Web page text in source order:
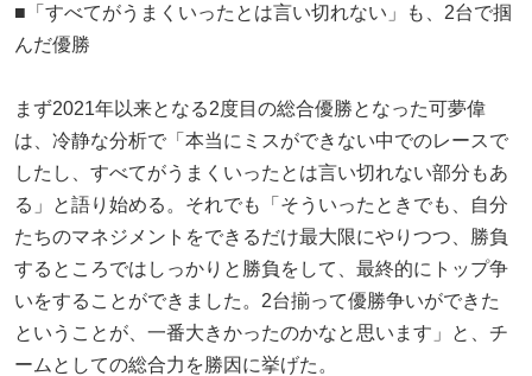
■「すべてがうまくいったとは言い切れない」も、2台で掴
んだ優勝
まず2021年以来となる2度目の総合優勝となった可夢偉
は、冷静な分析で「本当にミスができない中でのレースで
したし、すべてがうまくいったとは言い切れない部分もあ
る」と語り始める。それでも「そういったときでも、自分
たちのマネジメントをできるだけ最大限にやりつつ、勝負
するところではしっかりと勝負をして、最終的にトップ争
いをすることができました。2台揃って優勝争いができた
ということが、一番大きかったのかなと思います」と、チ
ームとしての総合力を勝因に挙げた。